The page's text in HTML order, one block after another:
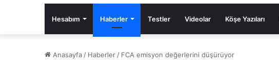
Hesabım Haberler Testler Videolar Köşe Yazıları
Anasayfa / Haberler / FCA emisyon değerlerini düşürüyor